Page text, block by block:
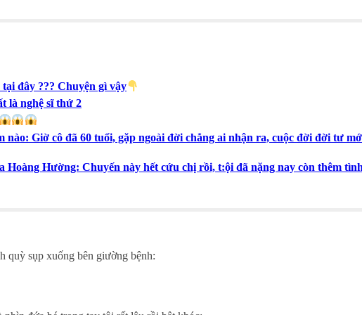
đây ??? Chuyện gì vậy
là nghệ sĩ thứ 2
nào: Giờ cô đã 60 tuổi, gặp ngoài đời chẳng ai nhận ra, cuộc đời đời tư
Hường: Chuyến này hết cứu chị rồi, t:ội đã nặng nay còn thêm
quỳ sụp xuống bên giường bệnh: